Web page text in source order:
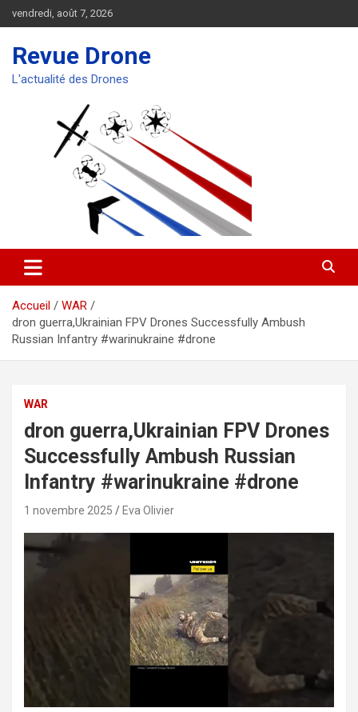
au
vendredi, août 7, 2026
Revue Drone
L'actualité des Drones
Accueil
WAR
dron guerra,Ukrainian FPV Drones Successfully Ambush
Russian Infantry #warinukraine #drone
WAR
dron guerra,Ukrainian FPV Drones
Successfully Ambush Russian
Infantry #warinukraine #drone
1 novembre 2025 Eva Olivier